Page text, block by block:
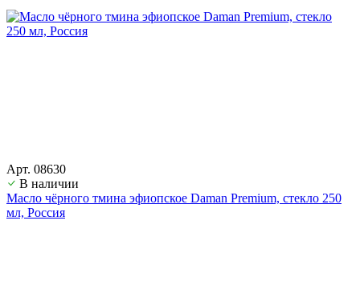
Арт. 08630
В наличии
Масло чёрного тмина эфиопское Daman Premium, стекло 250
мл, Россия